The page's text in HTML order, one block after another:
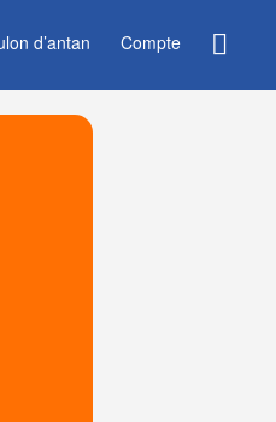
d’antan Compte